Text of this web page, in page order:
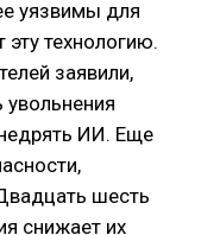
уязвимы для
эту технологию.
заявили,
ИИ. Еще
шесть
снижает их